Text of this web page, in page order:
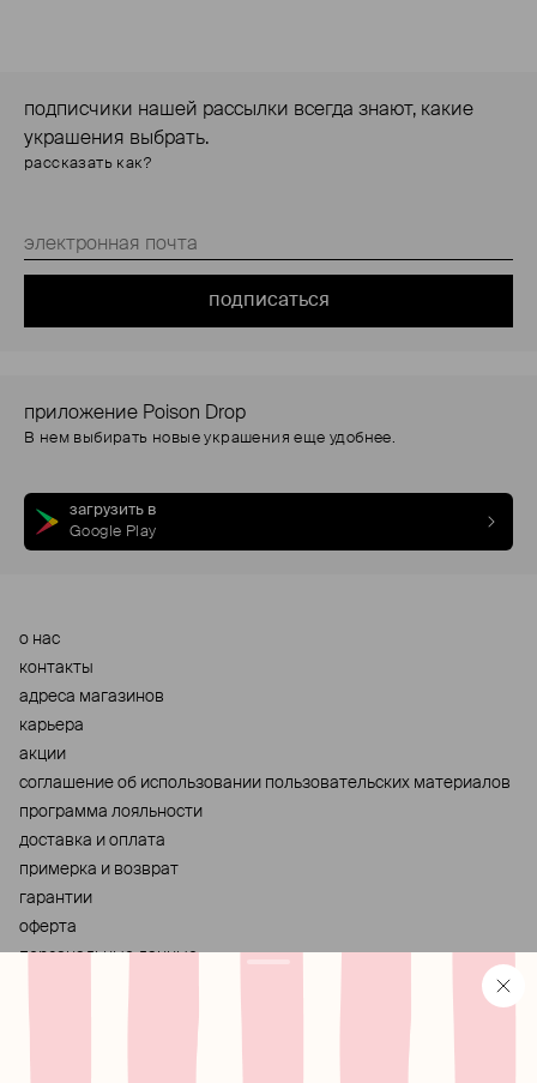
подписчики нашей рассылки всегда знают, какие
украшения выбрать.
рассказать как?
подписаться
приложение Poison Drop
В нем выбирать новые украшения еще удобнее.
загрузить в
Google Play
о нас
контакты
адреса магазинов
карьера
акции
cоглашение об использовании пользовательских материалов
программа лояльности
доставка и оплата
примерка и возврат
гарантии
оферта
персональные данные